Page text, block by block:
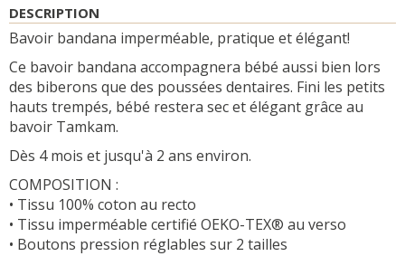
DESCRIPTION
Bavoir bandana imperméable, pratique et élégant!
Ce bavoir bandana accompagnera bébé aussi bien lors
des biberons que des poussées dentaires. Fini les petits
hauts trempés, bébé restera sec et élégant grâce au
bavoir Tamkam.
Dès 4 mois et jusqu'à 2 ans environ.
COMPOSITION :
• Tissu 100% coton au recto
• Tissu imperméable certifié OEKO-TEX® au verso
• Boutons pression réglables sur 2 tailles